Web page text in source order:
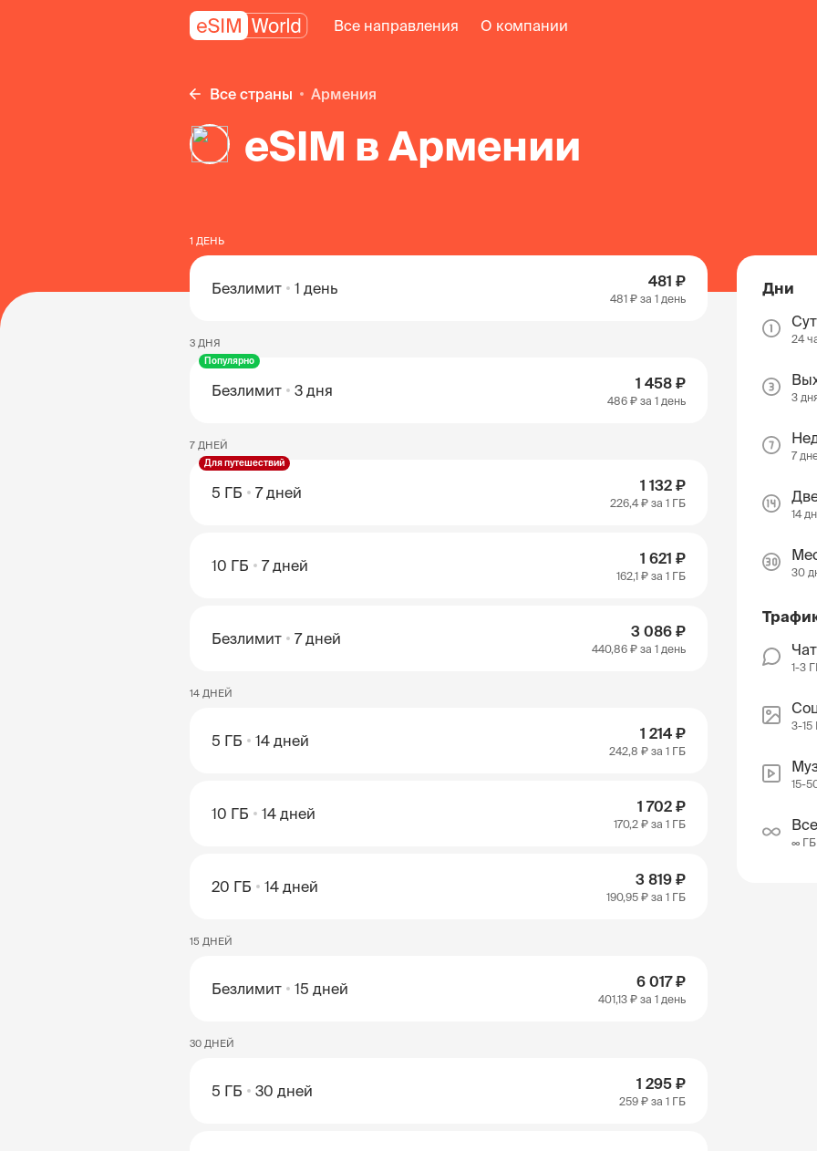
Все направления О компании
Все страны Армения
eSIM в Армении
1 ДЕНЬ
Безлимит 1 день 481 ₽
481 ₽ за 1 день
3 ДНЯ
Популярно
Безлимит 3 дня 1 458 ₽
486 ₽ за 1 день
7 ДНЕЙ
Для путешествий
5 ГБ 7 дней 1 132 ₽
226,4 ₽ за 1 ГБ
10 ГБ 7 дней 1 621 ₽
162,1 ₽ за 1 ГБ
Безлимит 7 дней 3 086 ₽
440,86 ₽ за 1 день
14 ДНЕЙ
5 ГБ 14 дней 1 214 ₽
242,8 ₽ за 1 ГБ
10 ГБ 14 дней 1 702 ₽
170,2 ₽ за 1 ГБ
20 ГБ 14 дней 3 819 ₽
190,95 ₽ за 1 ГБ
15 ДНЕЙ
Безлимит 15 дней 6 017 ₽
401,13 ₽ за 1 день
30 ДНЕЙ
5 ГБ 30 дней 1 295 ₽
259 ₽ за 1 ГБ
Дни
24
3
7
14
30
1-3
3-15
15-
∞ ГБ